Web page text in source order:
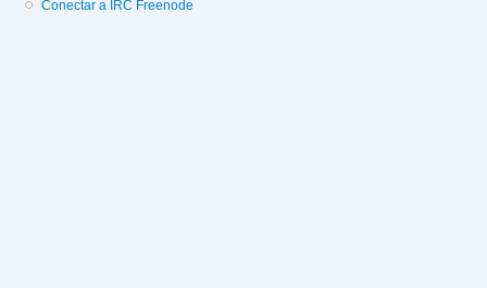
Conectar a IRC Freenode